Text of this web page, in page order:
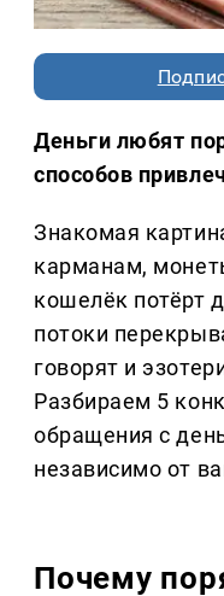
Деньги любят
способов
Знакомая
карманам,
кошелёк потёрт
потоки
говорят и
Разбираем 5
обращения с
независимо от
Почему